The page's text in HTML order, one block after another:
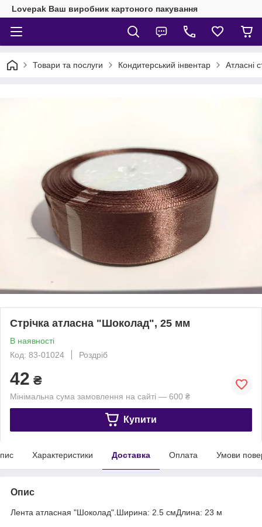
Lovepak Ваш виробник картоного пакування
Товари та послуги Кондитерський інвентар Атласні
Стрічка атласна "Шоколад", 25 мм
В наявності
Код: 83-01024
Роздріб
42 ₴
Мінімальна сума замовлення на сайті — 600 ₴
Купити
Характеристики Доставка Оплата Умови
Опис
Лента атласная "Шоколад".Ширина: 2.5 смДлина: 23 м